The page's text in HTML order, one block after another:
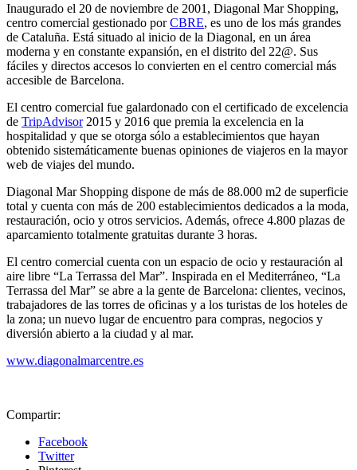
Inaugurado el 20 de noviembre de 2001, Diagonal Mar Shopping,
centro comercial gestionado porCBRE, es uno de los más grandes
de Cataluña. Está situado al inicio de la Diagonal, en un área
moderna y en constante expansión, en el distrito del 22@. Sus
fáciles y directos accesos lo convierten en el centro comercial más
accesible de Barcelona.
El centro comercial fue galardonado con el certificado de excelencia
de TripAdvisor2015 y 2016 que premia la excelencia en la
hospitalidad y que se otorga sólo a establecimientos que hayan
obtenido sistemáticamente buenas opiniones de viajeros en la mayor
web de viajes del mundo.
Diagonal Mar Shopping dispone de más de 88.000 m2 de superficie
total y cuenta con más de 200 establecimientos dedicados a la moda,
restauración, ocio y otros servicios. Además, ofrece 4.800 plazas de
aparcamiento totalmente gratuitas durante 3 horas.
El centro comercial cuenta con un espacio de ocio y restauración al
aire libre “La Terrassa del Mar”. Inspirada en el Mediterráneo, “La
Terrassa del Mar” se abre a la gente de Barcelona: clientes, vecinos,
trabajadores de las torres de oficinas y a los turistas de los hoteles de
la zona; un nuevo lugar de encuentro para compras, negocios y
diversión abierto a la ciudad y al mar.
www.diagonalmarcentre.es
Compartir:
Facebook
Twitter